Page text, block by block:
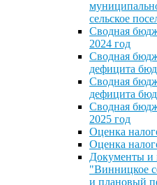
сельское
Сводная
2024 год
Сводная
дефицита
Сводная
дефицита
Сводная
2025 год
Оценка
Оценка
Документы
"Винницкое
и плановый